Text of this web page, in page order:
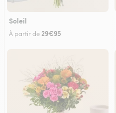
Soleil
À partir de29€95